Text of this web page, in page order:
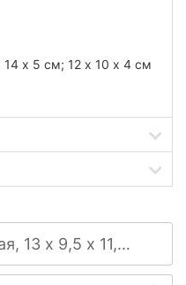
х 5 см; 12 х 10 х 4 см
Шкатулка раздвижная, 13 х 9,5 х 11,5 см